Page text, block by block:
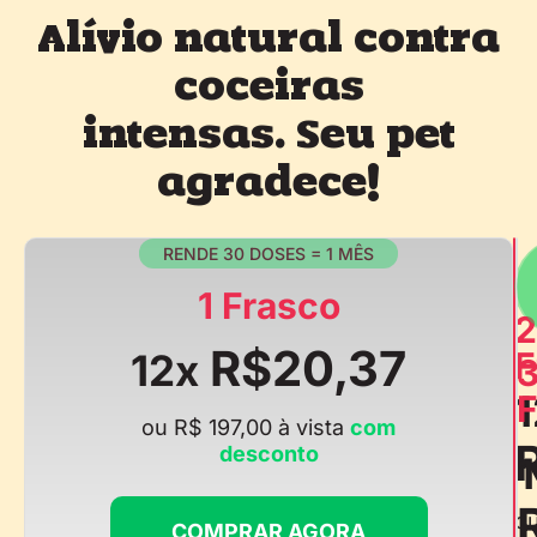
Alívio natural contra
coceiras
intensas. Seu pet
agradece!
RENDE 30 DOSES = 1 MÊS
1 Frasco
12x R$20,37
ou R$ 197,00 à vista com
desconto
COMPRAR AGORA
2